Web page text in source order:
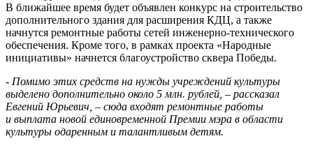
В ближайшее время будет объявлен конкурс на строительство
дополнительного здания для расширения КДЦ, а также
начнутся ремонтные работы сетей инженерно-технического
обеспечения. Кроме того, в рамках проекта «Народные
инициативы» начнется благоустройство сквера Победы.
- Помимо этих средств на нужды учреждений культуры
выделено дополнительно около 5 млн. рублей, – рассказал
Евгений Юрьевич, – сюда входят ремонтные работы
и выплата новой единовременной Премии мэра в области
культуры одаренным и талантливым детям.